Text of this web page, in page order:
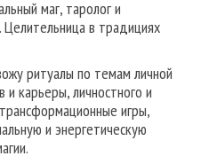
маг, таролог и
Целительница в традициях
ритуалы по темам личной
карьеры, личностного и
игры,
и энергетическую